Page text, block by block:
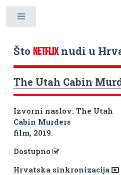
Što NETFLIXnudi u
The Utah Cabin
Izvorni naslov: The Utah
Cabin Murders
film, 2019.
Dostupno
Hrvatska sinkronizacija